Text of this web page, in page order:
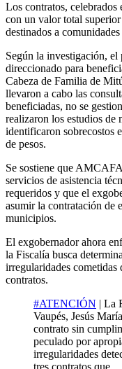
Los contratos,
con un valor total
destinados a
Según la investigación, el
direccionado para
Cabeza de Familia de
llevaron a cabo las
beneficiadas, no se
realizaron los estudios de
identificaron sobrecostos
de pesos.
Se sostiene que
servicios de asistencia
requeridos y que el
asumir la contratación de
municipios.
El exgobernador ahora
la Fiscalía busca
irregularidades cometidas
contratos.
#ATENCIÓN | La
Vaupés, Jesús
contrato sin
peculado por
irregularidades